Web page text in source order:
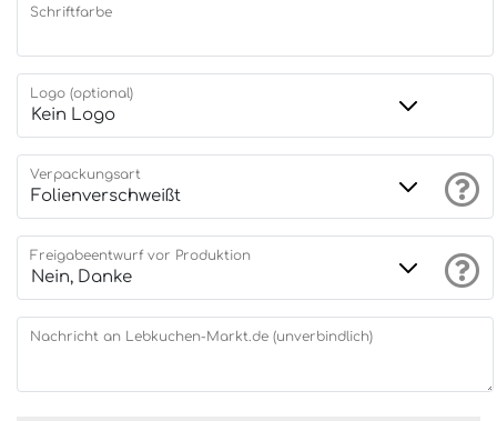
Schriftfarbe
Logo (optional)
Verpackungsart
Freigabeentwurf vor Produktion
Nachricht an Lebkuchen-Markt.de (unverbindlich)